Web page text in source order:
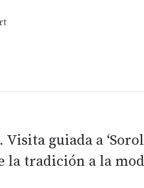
guiada a
la tradición a la